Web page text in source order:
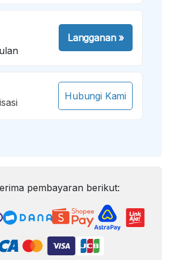
Langganan»
Hubungi Kami
pembayaran berikut: